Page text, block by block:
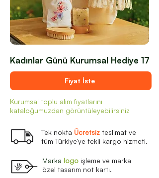
Kadınlar Günü Kurumsal Hediye 17
Fiyat İste
Kurumsal toplu alım fiyatlarını
kataloğumuzdan görüntüleyebilirsiniz
Tek nokta Ücretsiz teslimat ve
tüm Türkiye'ye tekli kargo hizmeti.
Marka logo işleme ve marka
özel tasarım not kartı.